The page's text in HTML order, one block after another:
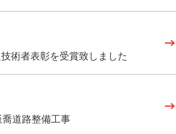
術者表彰を受賞致しました
道路整備工事